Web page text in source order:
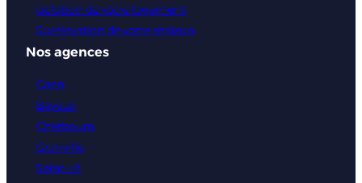
Isolation de votre logement
Surélévation de votre maison
Nos agences
Caen
Bayeux
Cherbourg
Granville
Saint-Lô